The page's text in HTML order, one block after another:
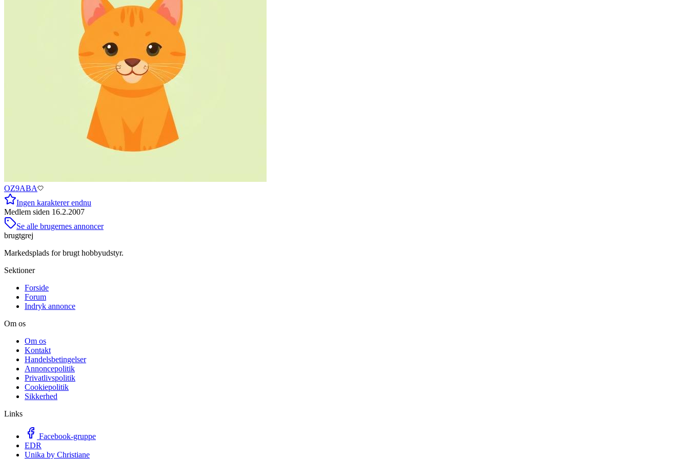
OZ9ABA
Ingen karakterer endnu
Medlem siden 16.2.2007
Se alle brugernes annoncer
brugtgrej
Markedsplads for brugt hobbyudstyr.
Sektioner
Forside
Forum
Indryk annonce
Om os
Om os
Kontakt
Handelsbetingelser
Annoncepolitik
Privatlivspolitik
Cookiepolitik
Sikkerhed
Links
Facebook-gruppe
EDR
Unika by Christiane